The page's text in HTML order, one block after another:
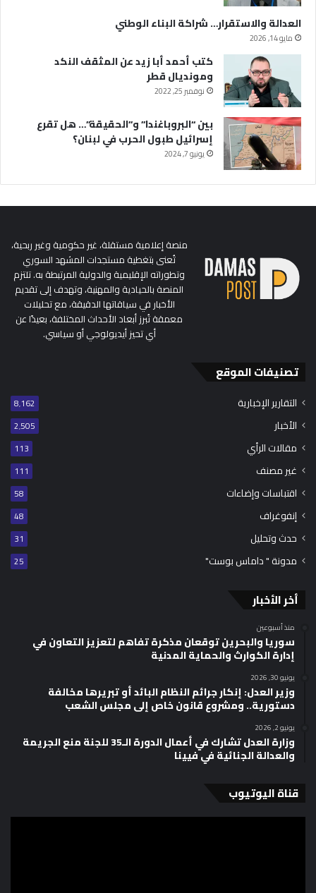
العدالة والاستقرار… شراكة البناء الوطني
مايو 14, 2026
كتب أحمد أبا زيد عن المثقف النكد
ومونديال قطر
نوفمبر 25, 2022
بين “البروباغندا” و”الحقيقة”… هل تقرع
إسرائيل طبول الحرب في لبنان؟
يونيو 7, 2024
منصة إعلامية مستقلة، غير حكومية وغير ربحية،
تُعنى بتغطية مستجدات المشهد السوري
وتطوراته الإقليمية والدولية المرتبطة به. تلتزم
المنصة بالحيادية والمهنية، وتهدف إلى تقديم
الأخبار في سياقاتها الدقيقة، مع تحليلات
معمقة تُبرز أبعاد الأحداث المختلفة، بعيدًا عن
أي تحيز أيديولوجي أو سياسي.
تصنيفات الموقع
التقارير الإخبارية 8٬162
الأخبار 2٬505
مقالات الرأي 113
غير مصنف 111
اقتباسات وإضاءات 58
إنفوغراف 48
حدث وتحليل 31
مدونة " داماس بوست" 25
أخر الأخبار
منذ أسبوعين
سوريا والبحرين توقعان مذكرة تفاهم لتعزيز التعاون في
إدارة الكوارث والحماية المدنية
يونيو 30, 2026
وزير العدل: إنكار جرائم النظام البائد أو تبريرها مخالفة
دستورية.. ومشروع قانون خاص إلى مجلس الشعب
يونيو 2, 2026
وزارة العدل تشارك في أعمال الدورة الـ35 للجنة منع الجريمة
والعدالة الجنائية في فيينا
قناة اليوتيوب